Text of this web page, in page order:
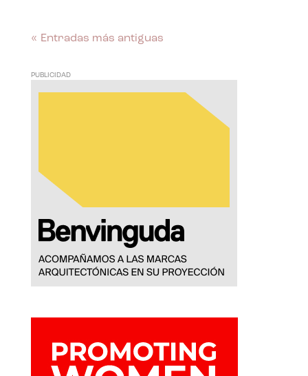
« Entradas más antiguas
PUBLICIDAD